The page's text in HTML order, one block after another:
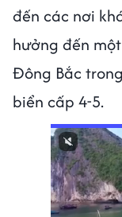
đến các nơi
hưởng đến
Đông Bắc
biển cấp 4-5.